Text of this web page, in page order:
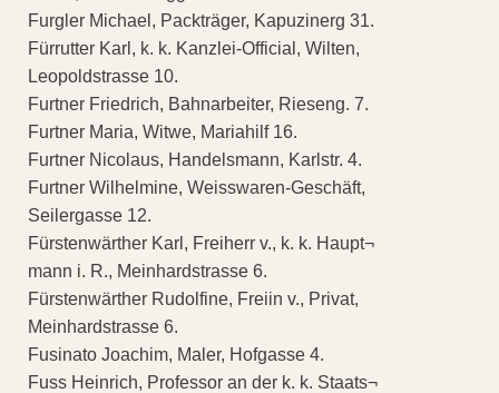
Furgler Michael, Packträger, Kapuzinerg 31.
Fürrutter Karl, k. k. Kanzlei-Official, Wilten,
Leopoldstrasse 10.
Furtner Friedrich, Bahnarbeiter, Rieseng. 7.
Furtner Maria, Witwe, Mariahilf 16.
Furtner Nicolaus, Handelsmann, Karlstr. 4.
Furtner Wilhelmine, Weisswaren-Geschäft,
Seilergasse 12.
Fürstenwärther Karl, Freiherr v., k. k. Haupt¬
mann i. R., Meinhardstrasse 6.
Fürstenwärther Rudolfine, Freiin v., Privat,
Meinhardstrasse 6.
Fusinato Joachim, Maler, Hofgasse 4.
Fuss Heinrich, Professor an der k. k. Staats¬